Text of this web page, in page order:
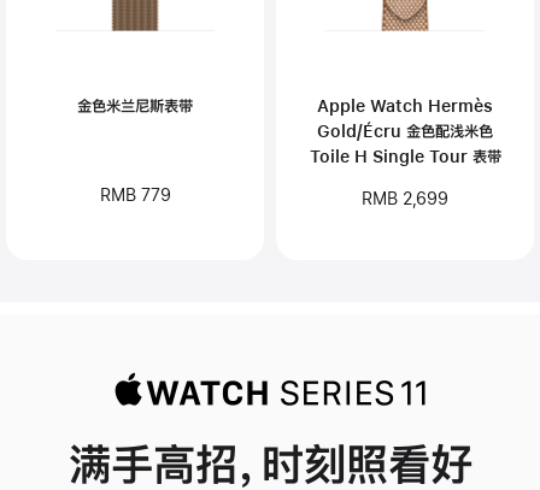
金色米兰尼斯表带
RMB 779
Apple Watch Hermès
Gold/Écru 金色配浅米色
Toile H Single Tour 表带
RMB 2,699
满手高招，时刻照看好